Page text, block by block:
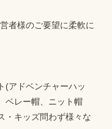
者様のご要望に柔軟に
(アドベンチャーハッ
ベレー帽、ニット帽
・キッズ問わず様々な